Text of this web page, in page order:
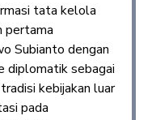
tata kelola
pertama
Subianto dengan
diplomatik sebagai
kebijakan luar
pada